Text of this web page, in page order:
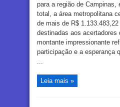
para a região de Campinas,
total, a área metropolitana
de mais de R$
destinadas aos acertadores
montante impressionante
participação e a esperança
...
Leia mais »